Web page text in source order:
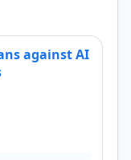
against AI